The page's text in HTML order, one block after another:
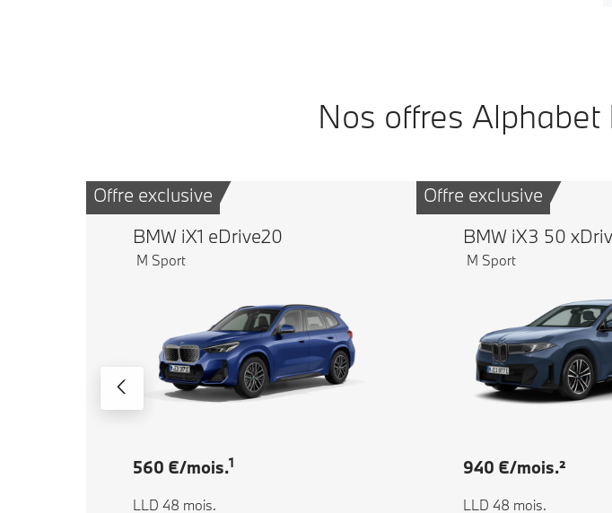
Nos offres
Offre exclusive
BMW iX1 eDrive20
M Sport
560 €/mois.1
LLD 48 mois.
Offre exclusive
BMW iX3 50
M Sport
940 €/mois.²
LLD 48 mois.